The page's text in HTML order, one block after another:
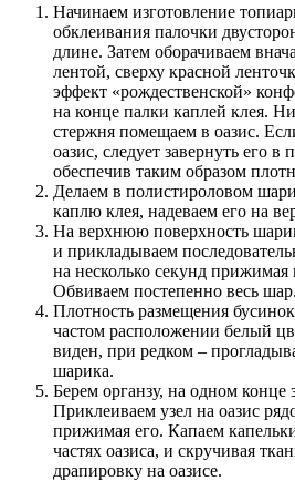
Начинаем изготовление
обклеивания палочки
длине. Затем оборачиваем
лентой, сверху красной
эффект «рождественской»
на конце палки каплей клея.
стержня помещаем в оазис.
оазис, следует завернуть его в
обеспечив таким образом
Делаем в полистироловом
каплю клея, надеваем его на
На верхнюю поверхность
и прикладываем
на несколько секунд
Обвиваем постепенно весь шар.
Плотность размещения
частом расположении белый
виден, при редком –
шарика.
Берем органзу, на одном конце
Приклеиваем узел на оазис
прижимая его. Капаем
частях оазиса, и скручивая
драпировку на оазисе.